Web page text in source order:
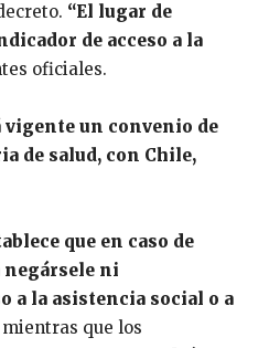
“El lugar de
de acceso a la
oficiales.
un convenio de
de salud, con Chile,
que en caso de
negársele ni
a la asistencia social o a
mientras que los